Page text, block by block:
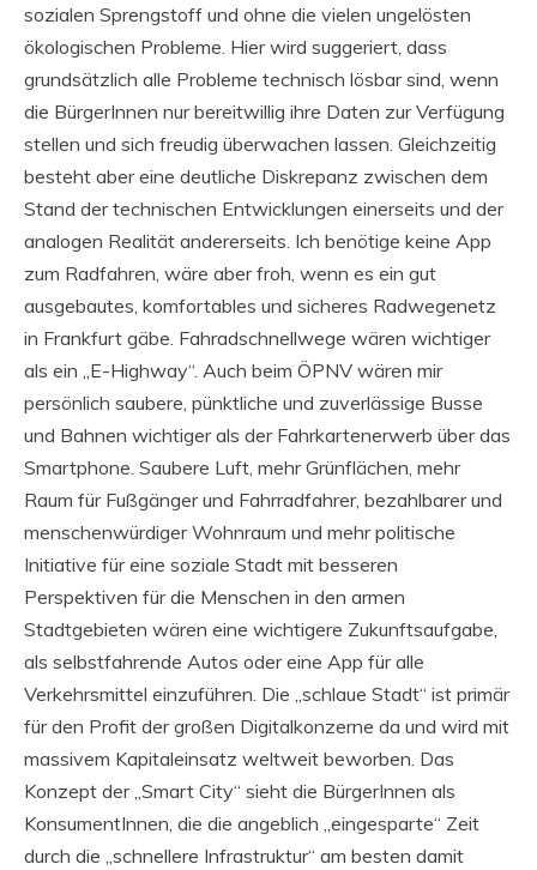
sozialen Sprengstoff und ohne die vielen ungelösten
ökologischen Probleme. Hier wird suggeriert, dass
grundsätzlich alle Probleme technisch lösbar sind, wenn
die BürgerInnen nur bereitwillig ihre Daten zur Verfügung
stellen und sich freudig überwachen lassen. Gleichzeitig
besteht aber eine deutliche Diskrepanz zwischen dem
Stand der technischen Entwicklungen einerseits und der
analogen Realität andererseits. Ich benötige keine App
zum Radfahren, wäre aber froh, wenn es ein gut
ausgebautes, komfortables und sicheres Radwegenetz
in Frankfurt gäbe. Fahradschnellwege wären wichtiger
als ein „E-Highway“. Auch beim ÖPNV wären mir
persönlich saubere, pünktliche und zuverlässige Busse
und Bahnen wichtiger als der Fahrkartenerwerb über das
Smartphone. Saubere Luft, mehr Grünflächen, mehr
Raum für Fußgänger und Fahrradfahrer, bezahlbarer und
menschenwürdiger Wohnraum und mehr politische
Initiative für eine soziale Stadt mit besseren
Perspektiven für die Menschen in den armen
Stadtgebieten wären eine wichtigere Zukunftsaufgabe,
als selbstfahrende Autos oder eine App für alle
Verkehrsmittel einzuführen. Die „schlaue Stadt“ ist primär
für den Profit der großen Digitalkonzerne da und wird mit
massivem Kapitaleinsatz weltweit beworben. Das
Konzept der „Smart City“ sieht die BürgerInnen als
KonsumentInnen, die die angeblich „eingesparte“ Zeit
durch die „schnellere Infrastruktur“ am besten damit